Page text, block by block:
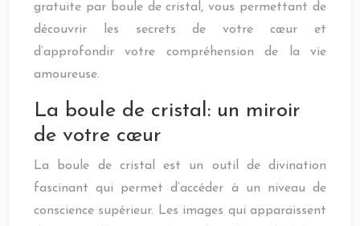
gratuite par boule de cristal, vous permettant de
découvrir les secrets de votre cœur et
d’approfondir votre compréhension de la vie
amoureuse.
La boule de cristal: un miroir
de votre cœur
La boule de cristal est un outil de divination
fascinant qui permet d’accéder à un niveau de
conscience supérieur. Les images qui apparaissent